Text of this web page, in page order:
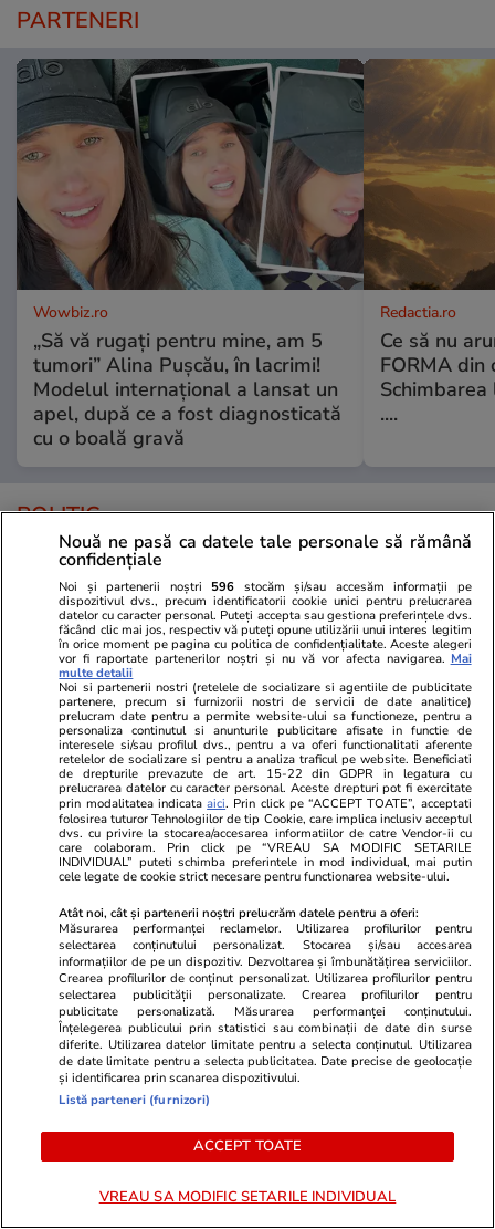
PARTENERI
Wowbiz.ro
„Să vă rugați pentru mine, am 5
tumori” Alina Pușcău, în lacrimi!
Modelul internațional a lansat un
apel, după ce a fost diagnosticată
cu o boală gravă
Redactia.ro
Ce să nu
FORMA din
Schimbarea
....
POLITIC
Politică
Brațul Bala al Dunării, motiv de
dispută între Ilie Bolojan și
fostul ministru PSD al
Transporturilor: „Mai bine vă
uitați în oglindă”
Politică 19:29
Bruxellesul critică
amendamentele la Legea
decarbonizării și cere României
să respecte calendarul închiderii
centralelor pe cărbune:
„Fondurile din PNRR sunt în
pericol”
PARTENERI
Nouă ne pasă ca datele tale personale să rămână
confidențiale
Noi și partenerii noștri 596 stocăm și/sau accesăm informații pe
dispozitivul dvs., precum identificatorii cookie unici pentru prelucrarea
datelor cu caracter personal. Puteți accepta sau gestiona preferințele dvs.
făcând clic mai jos, respectiv vă puteți opune utilizării unui interes legitim
în orice moment pe pagina cu politica de confidențialitate. Aceste alegeri
vor fi raportate partenerilor noștri și nu vă vor afecta navigarea. Mai
multe detalii
Noi si partenerii nostri (retelele de socializare si agentiile de publicitate
partenere, precum si furnizorii nostri de servicii de date analitice)
prelucram date pentru a permite website-ului sa functioneze, pentru a
personaliza continutul si anunturile publicitare afisate in functie de
interesele si/sau profilul dvs., pentru a va oferi functionalitati aferente
retelelor de socializare si pentru a analiza traficul pe website. Beneficiati
de drepturile prevazute de art. 15-22 din GDPR in legatura cu
prelucrarea datelor cu caracter personal. Aceste drepturi pot fi exercitate
prin modalitatea indicataaici. Prin click pe “ACCEPT TOATE”, acceptati
folosirea tuturor Tehnologiilor de tip Cookie, care implica inclusiv acceptul
dvs. cu privire la stocarea/accesarea informatiilor de catre Vendor-ii cu
care colaboram. Prin click pe “VREAU SA MODIFIC SETARILE
INDIVIDUAL” puteti schimba preferintele in mod individual, mai putin
cele legate de cookie strict necesare pentru functionarea website-ului.
Atât noi, cât și partenerii noștri prelucrăm datele pentru a oferi:
Măsurarea performanței reclamelor. Utilizarea profilurilor pentru
selectarea conținutului personalizat. Stocarea și/sau accesarea
informațiilor de pe un dispozitiv. Dezvoltarea și îmbunătățirea serviciilor.
Crearea profilurilor de conținut personalizat. Utilizarea profilurilor pentru
selectarea publicității personalizate. Crearea profilurilor pentru
publicitate personalizată. Măsurarea performanței conținutului.
Înțelegerea publicului prin statistici sau combinații de date din surse
diferite. Utilizarea datelor limitate pentru a selecta conținutul. Utilizarea
de date limitate pentru a selecta publicitatea. Date precise de geolocație
și identificarea prin scanarea dispozitivului.
Listă parteneri (furnizori)
ACCEPT TOATE
VREAU SA MODIFIC SETARILE INDIVIDUAL